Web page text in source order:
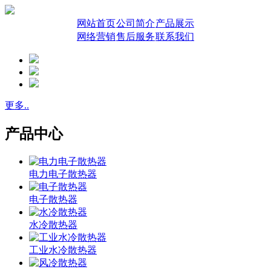
网站首页公司简介产品展示
网络营销售后服务联系我们
更多..
产品中心
电力电子散热器
电子散热器
水冷散热器
工业水冷散热器